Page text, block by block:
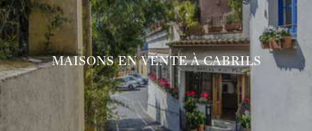
MAISONS EN VENTE À CABRILS